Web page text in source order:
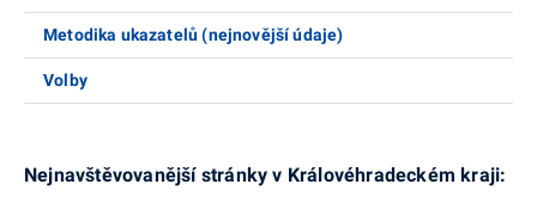
Metodika ukazatelů (nejnovější údaje)
Volby
Nejnavštěvovanější stránky v Královéhradeckém kraji: